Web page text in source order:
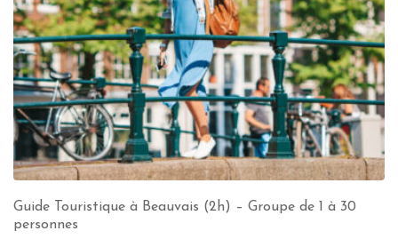
Guide Touristique à Beauvais (2h) – Groupe de 1 à 30
personnes